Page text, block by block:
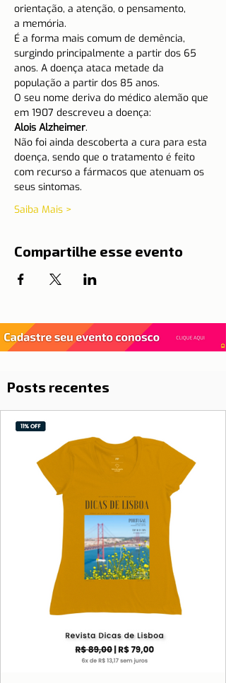
orientação, a atenção, o pensamento,
a memória.
É a forma mais comum de demência,
surgindo principalmente a partir dos 65
anos. A doença ataca metade da
população a partir dos 85 anos.
O seu nome deriva do médico alemão que
em 1907 descreveu a doença:
Alois Alzheimer.
Não foi ainda descoberta a cura para esta
doença, sendo que o tratamento é feito
com recurso a fármacos que atenuam os
seus sintomas.
Saiba Mais >
Compartilhe esse evento
Posts recentes